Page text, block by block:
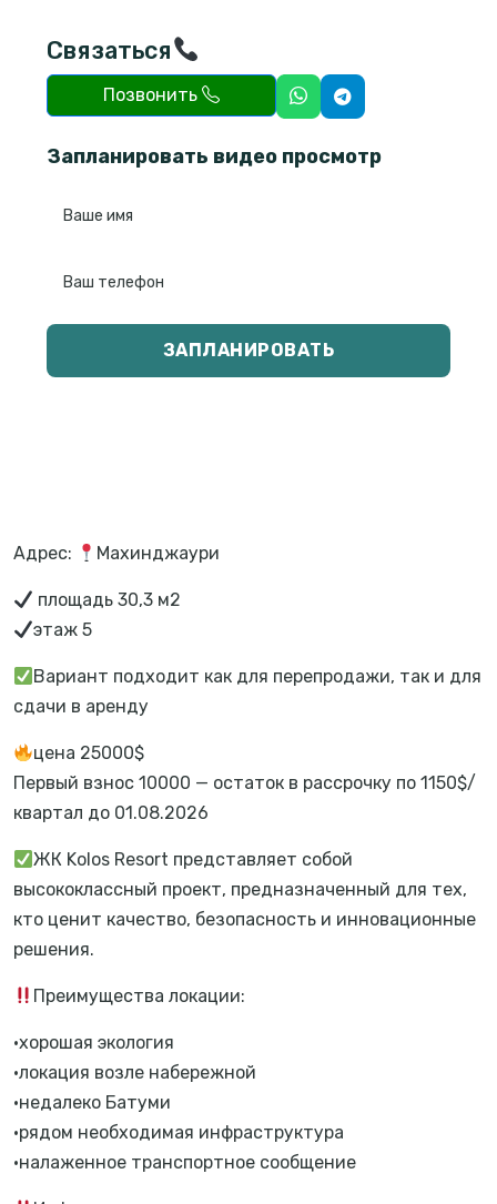
Связаться
Позвонить
Запланировать видео просмотр
ЗАПЛАНИРОВАТЬ
Адрес: Махинджаури
площадь 30,3 м2
этаж 5
Вариант подходит как для перепродажи, так и для
сдачи в аренду
цена 25000$
Первый взнос 10000 — остаток в рассрочку по 1150$/
квартал до 01.08.2026
ЖК Kolos Resort представляет собой
высококлассный проект, предназначенный для тех,
кто ценит качество, безопасность и инновационные
решения.
Преимущества локации:
•хорошая экология
•локация возле набережной
•недалеко Батуми
•рядом необходимая инфраструктура
•налаженное транспортное сообщение